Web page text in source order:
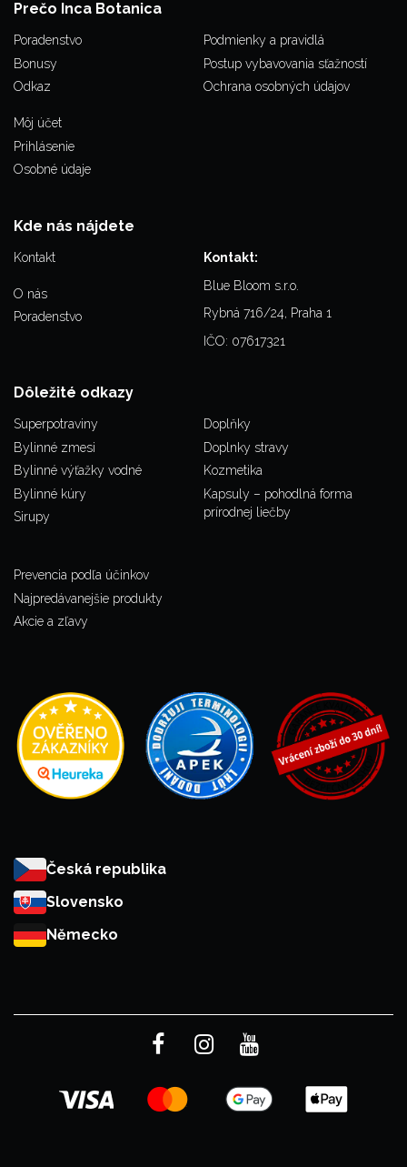
Prečo Inca Botanica
Poradenstvo
Bonusy
Odkaz
Podmienky a pravidlá
Postup vybavovania sťažností
Ochrana osobných údajov
Môj účet
Prihlásenie
Osobné údaje
Kde nás nájdete
Kontakt
O nás
Poradenstvo
Kontakt:
Blue Bloom s.r.o.
Rybná 716/24, Praha 1
IČO: 07617321
Dôležité odkazy
Superpotraviny
Bylinné zmesi
Bylinné výťažky vodné
Bylinné kúry
Sirupy
Doplňky
Doplnky stravy
Kozmetika
Kapsuly – pohodlná forma
prírodnej liečby
Prevencia podľa účinkov
Najpredávanejšie produkty
Akcie a zľavy
Česká republika
Slovensko
Německo